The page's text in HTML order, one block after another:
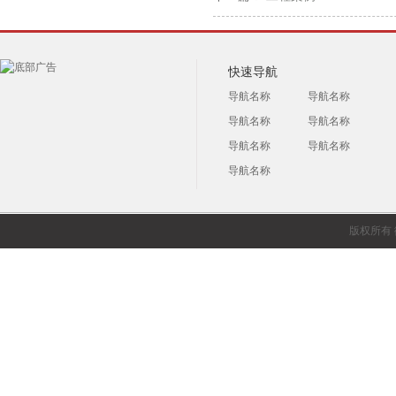
快速导航
导航名称
导航名称
导航名称
导航名称
导航名称
导航名称
导航名称
版权所